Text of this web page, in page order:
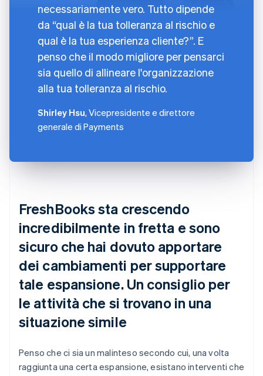
necessariamente vero. Tutto dipende
da “qual è la tua tolleranza al rischio e
qual è la tua esperienza cliente?”. E
penso che il modo migliore per pensarci
sia quello di allineare l'organizzazione
alla tua tolleranza al rischio.
Shirley Hsu, Vicepresidente e direttore
generale di Payments
FreshBooks sta crescendo
incredibilmente in fretta e sono
sicuro che hai dovuto apportare
dei cambiamenti per supportare
tale espansione. Un consiglio per
le attività che si trovano in una
situazione simile
Penso che ci sia un malinteso secondo cui, una volta
raggiunta una certa espansione, esistano interventi che